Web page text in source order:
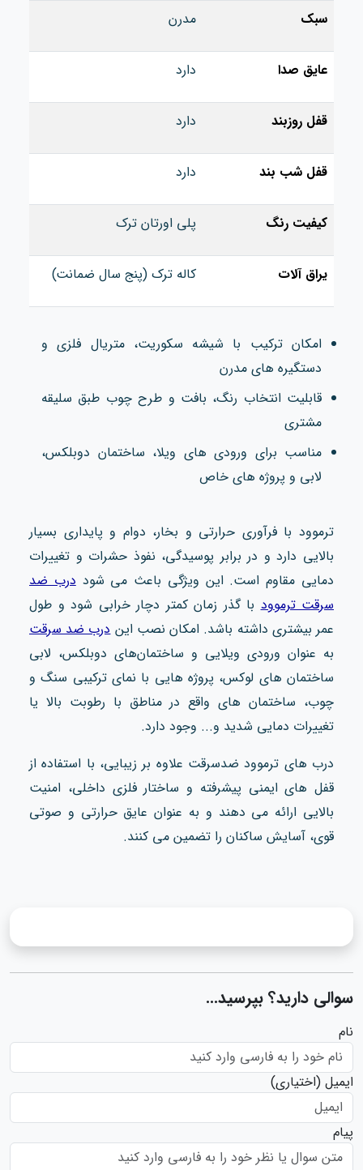
سبک مدرن
عایق صدا دارد
قفل روزبند دارد
قفل شب بند دارد
کیفیت رنگ پلی اورتان ترک
یراق آلات کاله ترک (پنج سال ضمانت)
امکان ترکیب با شیشه سکوریت، متریال فلزی و
دستگیره‌ های مدرن
قابلیت انتخاب رنگ، بافت و طرح چوب طبق سلیقه
مشتری
مناسب برای ورودی‌ های ویلا، ساختمان دوبلکس،
لابی و پروژه‌ های خاص
ترموود با فرآوری حرارتی و بخار، دوام و پایداری بسیار
بالایی دارد و در برابر پوسیدگی، نفوذ حشرات و تغییرات
دمایی مقاوم است. این ویژگی باعث می‌ شوددرب ضد
سرقت ترموودبا گذر زمان کمتر دچار خرابی شود و طول
عمر بیشتری داشته باشد. امکان نصب ایندرب ضد سرقت
به عنوان ورودی ویلایی و ساختمان‌های دوبلکس، لابی
ساختمان‌ های لوکس، پروژه‌ هایی با نمای ترکیبی سنگ و
چوب، ساختمان‌ های واقع در مناطق با رطوبت بالا یا
تغییرات دمایی شدید و... وجود دارد.
درب‌ های ترموود ضدسرقت علاوه بر زیبایی، با استفاده از
قفل‌ های ایمنی پیشرفته و ساختار فلزی داخلی، امنیت
بالایی ارائه می‌ دهند و به عنوان عایق حرارتی و صوتی
قوی، آسایش ساکنان را تضمین می‌ کنند.
سوالی دارید؟ بپرسید...
نام
ایمیل (اختیاری)
پیام